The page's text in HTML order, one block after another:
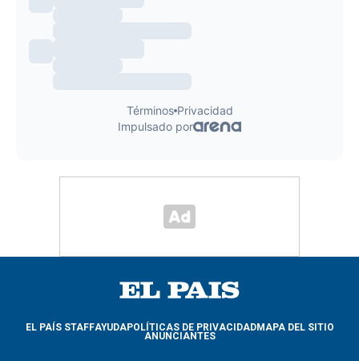
EL PAÍS STAFFAYUDAPOLÍTICAS DE PRIVACIDADMAPA DEL SITIO
ANUNCIANTES